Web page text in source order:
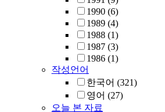
1990 (6)
1989 (4)
1988 (1)
1987 (3)
1986 (1)
작성언어
한국어 (321)
영어 (27)
오늘 본 자료